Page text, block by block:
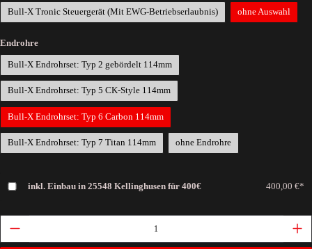
Bull-X Tronic Steuergerät (Mit EWG-Betriebserlaubnis) ohne Auswahl
Endrohre
Bull-X Endrohrset: Typ 2 gebördelt 114mm
Bull-X Endrohrset: Typ 5 CK-Style 114mm
Bull-X Endrohrset: Typ 6 Carbon 114mm
Bull-X Endrohrset: Typ 7 Titan 114mm ohne Endrohre
inkl. Einbau in 25548 Kellinghusen für 400€ 400,00 €*